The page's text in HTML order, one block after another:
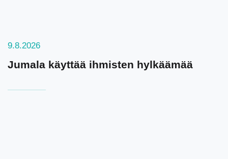
9.8.2026
Jumala käyttää ihmisten hylkäämää